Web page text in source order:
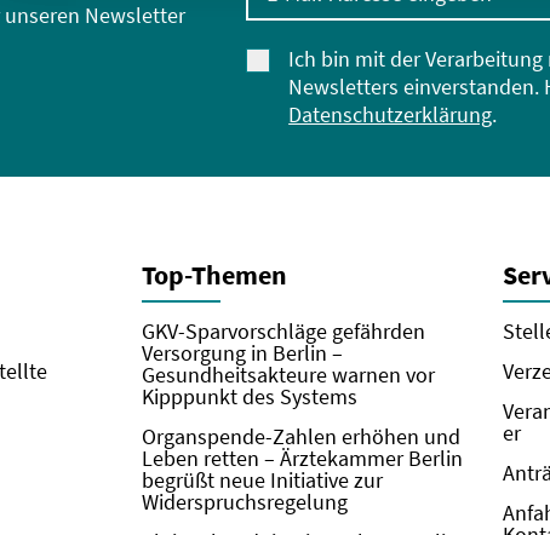
unseren Newsletter
Ich bin mit der
Newsletters einverstanden.
Datenschutzerklärung.
Top-Themen
GKV-Sparvorschläge gefährden
Versorgung in Berlin –
Gesundheitsakteure warnen vor
Kipppunkt des Systems
Organspende-Zahlen erhöhen und
Leben retten – Ärztekammer Berlin
begrüßt neue Initiative zur
Widerspruchsregelung
er